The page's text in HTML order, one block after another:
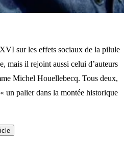
sur les effets sociaux de la pilule
mais il rejoint aussi celui d’auteurs
Michel Houellebecq. Tous deux,
un palier dans la montée historique